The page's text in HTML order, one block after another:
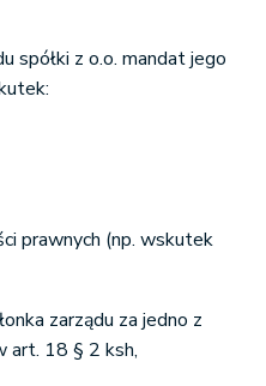
spółki z o.o. mandat jego
prawnych (np. wskutek
zarządu za jedno z
art. 18 § 2 ksh,